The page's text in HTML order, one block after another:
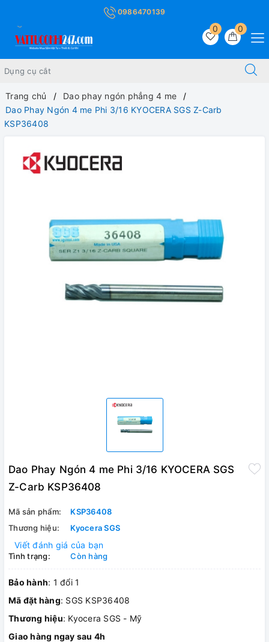
0986470139
0
0
Trang chủ
Dao phay ngón phẳng 4 me
Dao Phay Ngón 4 me Phi 3/16 KYOCERA SGS Z-Carb
KSP36408
Dao Phay Ngón 4 me Phi 3/16 KYOCERA SGS
Z-Carb KSP36408
Mã sản phẩm:
KSP36408
Thương hiệu:
Kyocera SGS
Viết đánh giá của bạn
Tình trạng: Còn hàng
Bảo hành: 1 đổi 1
Mã đặt hàng: SGS KSP36408
Thương hiệu: Kyocera SGS - Mỹ
Giao hàng ngay sau 4h